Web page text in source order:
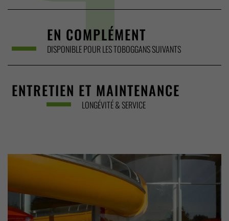
EN COMPLÉMENT
DISPONIBLE POUR LES TOBOGGANS SUIVANTS
ENTRETIEN ET MAINTENANCE
LONGÉVITÉ & SERVICE